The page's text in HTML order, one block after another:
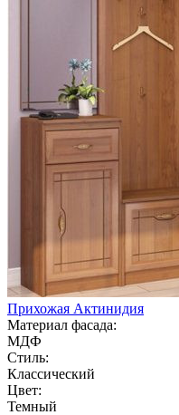
Прихожая Актинидия
Материал фасада:
МДФ
Стиль:
Классический
Цвет:
Темный